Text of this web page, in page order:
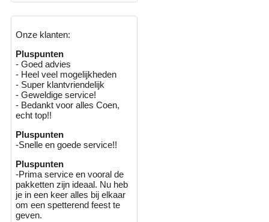
Onze klanten:
Pluspunten
- Goed advies
- Heel veel mogelijkheden
- Super klantvriendelijk
- Geweldige service!
- Bedankt voor alles Coen,
echt top!!
Pluspunten
-Snelle en goede service!!
Pluspunten
-Prima service en vooral de
pakketten zijn ideaal. Nu heb
je in een keer alles bij elkaar
om een spetterend feest te
geven.